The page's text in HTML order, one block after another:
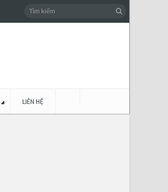
LIÊN HỆ